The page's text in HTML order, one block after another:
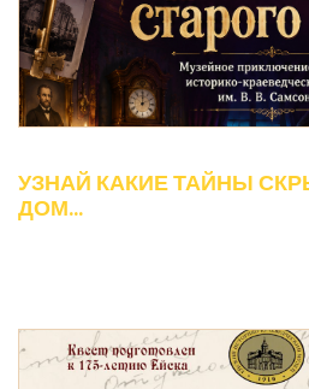
УЗНАЙ КАКИЕ ТАЙНЫ
ДОМ...